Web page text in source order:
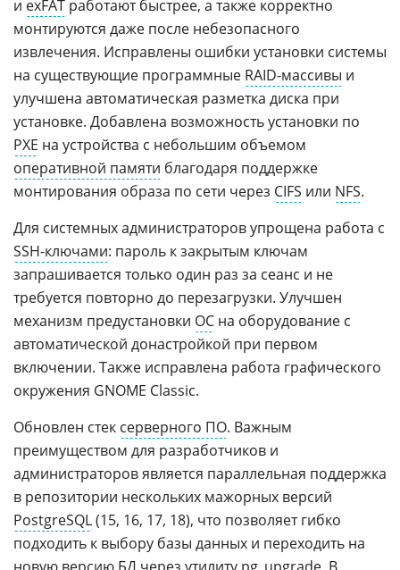
и exFAT работают быстрее, а также корректно
монтируются даже после небезопасного
извлечения. Исправлены ошибки установки системы
на существующие программные RAID-массивы и
улучшена автоматическая разметка диска при
установке. Добавлена возможность установки по
PXE на устройства с небольшим объемом
оперативной памяти благодаря поддержке
монтирования образа по сети через CIFS или NFS.
Для системных администраторов упрощена работа с
SSH-ключами: пароль к закрытым ключам
запрашивается только один раз за сеанс и не
требуется повторно до перезагрузки. Улучшен
механизм предустановки ОС на оборудование с
автоматической донастройкой при первом
включении. Также исправлена работа графического
окружения GNOME Classic.
Обновлен стек серверного ПО. Важным
преимуществом для разработчиков и
администраторов является параллельная поддержка
в репозитории нескольких мажорных версий
PostgreSQL(15, 16, 17, 18), что позволяет гибко
подходить к выбору базы данных и переходить на